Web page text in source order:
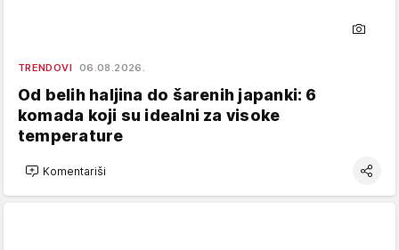
TRENDOVI 06.08.2026.
Od belih haljina do šarenih japanki: 6
komada koji su idealni za visoke
temperature
Komentariši